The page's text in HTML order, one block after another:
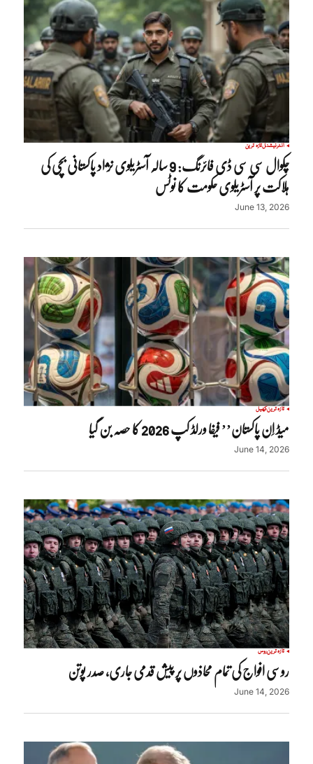
انٹرنیشنلتازہ ترین
چکوال سی سی ڈی فائرنگ: 9 سالہ آسٹریلوی نژاد پاکستانی بچی کی
ہلاکت پر آسٹریلوی حکومت کا نوٹس
June 13, 2026
تازہ ترینکھیل
میڈ اِن پاکستان’’ فیفا ورلڈ کپ 2026 کا حصہ بن گیا
June 14, 2026
تازہ ترینروس
روسی افواج کی تمام محاذوں پر پیش قدمی جاری، صدر پوتن
June 14, 2026